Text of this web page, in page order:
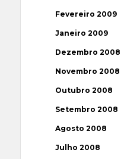
Fevereiro 2009
Janeiro 2009
Dezembro 2008
Novembro 2008
Outubro 2008
Setembro 2008
Agosto 2008
Julho 2008